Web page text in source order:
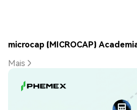
microcap (MICROCAP)
Mais